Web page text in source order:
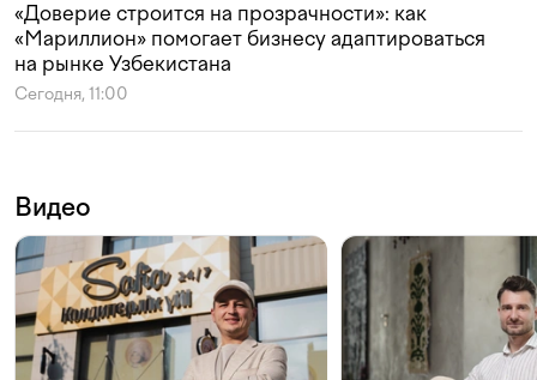
«Доверие строится на прозрачности»: как
«Мариллион» помогает бизнесу адаптироваться
на рынке Узбекистана
Сегодня, 11:00
Видео